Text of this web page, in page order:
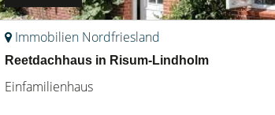
Immobilien Nordfriesland
Reetdachhaus in Risum-Lindholm
Einfamilienhaus